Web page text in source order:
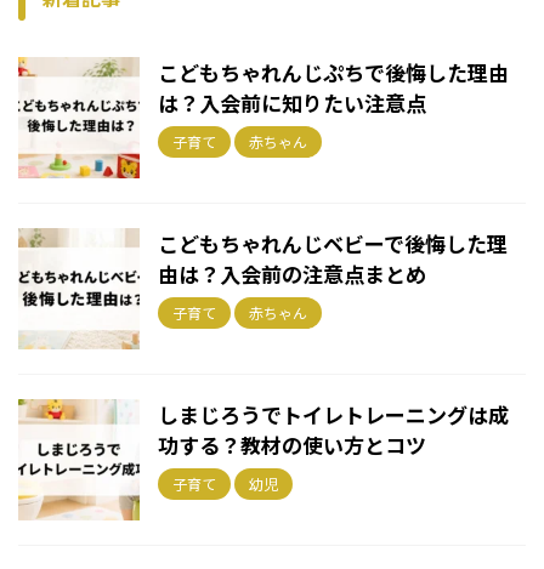
こどもちゃれんじぷちで後悔した理由
は？入会前に知りたい注意点
子育て 赤ちゃん
こどもちゃれんじベビーで後悔した理
由は？入会前の注意点まとめ
子育て 赤ちゃん
しまじろうでトイレトレーニングは成
功する？教材の使い方とコツ
子育て 幼児